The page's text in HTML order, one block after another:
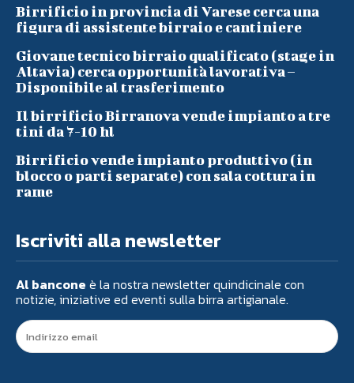
Birrificio in provincia di Varese cerca una
figura di assistente birraio e cantiniere
Giovane tecnico birraio qualificato (stage in
Altavia) cerca opportunità lavorativa –
Disponibile al trasferimento
Il birrificio Birranova vende impianto a tre
tini da 7-10 hl
Birrificio vende impianto produttivo (in
blocco o parti separate) con sala cottura in
rame
Iscriviti alla newsletter
Al bancone è la nostra newsletter quindicinale con
notizie, iniziative ed eventi sulla birra artigianale.